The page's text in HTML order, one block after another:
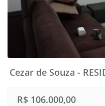
Cezar de Souza -
R$ 106.000,00